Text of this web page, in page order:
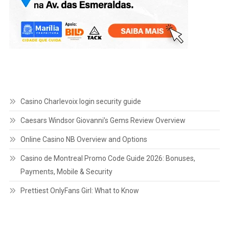
Casino Charlevoix login security guide
Caesars Windsor Giovanni’s Gems Review Overview
Online Casino NB Overview and Options
Casino de Montreal Promo Code Guide 2026: Bonuses,
Payments, Mobile & Security
Prettiest OnlyFans Girl: What to Know